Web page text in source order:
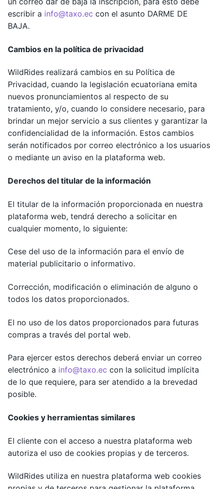
escribir a info@taxo.ec con el asunto DARME DE
BAJA.
Cambios en la política de privacidad
WildRides realizará cambios en su Política de
Privacidad, cuando la legislación ecuatoriana emita
nuevos pronunciamientos al respecto de su
tratamiento, y/o, cuando lo considere necesario, para
brindar un mejor servicio a sus clientes y garantizar la
confidencialidad de la información. Estos cambios
serán notificados por correo electrónico a los usuarios
o mediante un aviso en la plataforma web.
Derechos del titular de la información
El titular de la información proporcionada en nuestra
plataforma web, tendrá derecho a solicitar en
cualquier momento, lo siguiente:
Cese del uso de la información para el envío de
material publicitario o informativo.
Corrección, modificación o eliminación de alguno o
todos los datos proporcionados.
El no uso de los datos proporcionados para futuras
compras a través del portal web.
Para ejercer estos derechos deberá enviar un correo
electrónico a info@taxo.ec con la solicitud implícita
de lo que requiere, para ser atendido a la brevedad
posible.
Cookies y herramientas similares
El cliente con el acceso a nuestra plataforma web
autoriza el uso de cookies propias y de terceros.
WildRides utiliza en nuestra plataforma web cookies